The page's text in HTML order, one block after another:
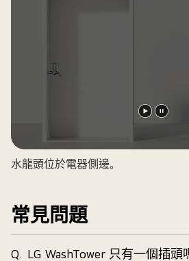
水龍頭位於電器側邊。
常見問題
Q. LG WashTower 只有一個插頭